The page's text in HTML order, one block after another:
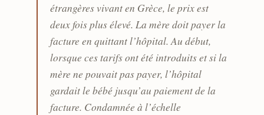
étrangères vivant en Grèce, le prix est
deux fois plus élevé. La mère doit payer la
facture en quittant l’hôpital. Au début,
lorsque ces tarifs ont été introduits et si la
mère ne pouvait pas payer, l’hôpital
gardait le bébé jusqu’au paiement de la
facture. Condamnée à l’échelle